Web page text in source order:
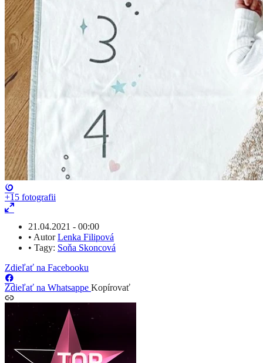
+15 fotografii
21.04.2021 - 00:00
• AutorLenka Filipová
• Tagy: Soňa Skoncová
Zdieľať na Facebooku
Zdieľať na Whatsappe Kopírovať